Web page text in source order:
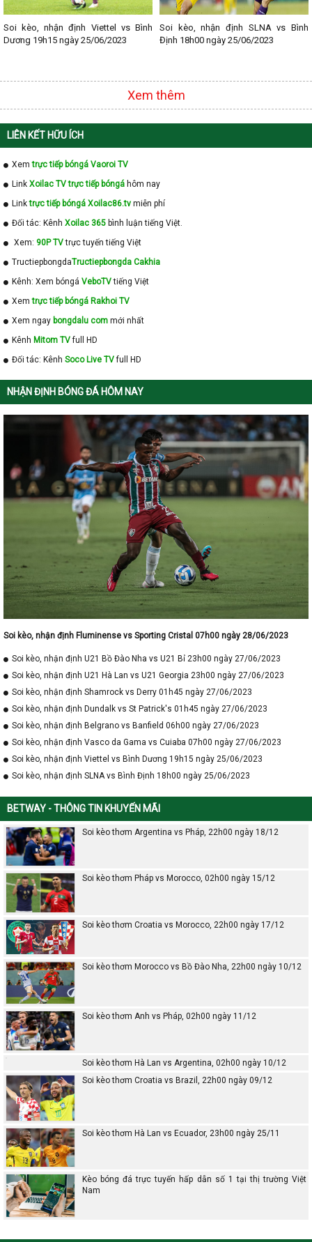
Soi kèo, nhận định Viettel vs Bình
Dương 19h15 ngày 25/06/2023
Soi kèo, nhận định SLNA vs Bình
Định 18h00 ngày 25/06/2023
Xem thêm
LIÊN KẾT HỮU ÍCH
Xemtrực tiếp bóngá Vaoroi TV
Link Xoilac TV trực tiếp bóngá hôm nay
Linktrực tiếp bóngá Xoilac86.tv miễn phí
Đối tác: Kênh Xoilac 365 bình luận tiếng Việt.
Xem: 90P TVtrực tuyến tiếng Việt
TructiepbongdaTructiepbongda Cakhia
Kênh: Xem bóngá VeboTVtiếng Việt
Xemtrực tiếp bóngá Rakhoi TV
Xem ngay bongdalu com mới nhất
Kênh Mitom TVfull HD
Đối tác: Kênh Soco Live TVfull HD
NHẬN ĐỊNH BÓNG ĐÁ HÔM NAY
Soi kèo, nhận định Fluminense vs Sporting Cristal 07h00 ngày 28/06/2023
Soi kèo, nhận định U21 Bồ Đào Nha vs U21 Bỉ 23h00 ngày 27/06/2023
Soi kèo, nhận định U21 Hà Lan vs U21 Georgia 23h00 ngày 27/06/2023
Soi kèo, nhận định Shamrock vs Derry 01h45 ngày 27/06/2023
Soi kèo, nhận định Dundalk vs St Patrick's 01h45 ngày 27/06/2023
Soi kèo, nhận định Belgrano vs Banfield 06h00 ngày 27/06/2023
Soi kèo, nhận định Vasco da Gama vs Cuiaba 07h00 ngày 27/06/2023
Soi kèo, nhận định Viettel vs Bình Dương 19h15 ngày 25/06/2023
Soi kèo, nhận định SLNA vs Bình Định 18h00 ngày 25/06/2023
BETWAY - THÔNG TIN KHUYẾN MÃI
Soi kèo thơm Argentina vs Pháp, 22h00 ngày 18/12
Soi kèo thơm Pháp vs Morocco, 02h00 ngày 15/12
Soi kèo thơm Croatia vs Morocco, 22h00 ngày 17/12
Soi kèo thơm Morocco vs Bồ Đào Nha, 22h00 ngày 10/12
Soi kèo thơm Anh vs Pháp, 02h00 ngày 11/12
Soi kèo thơm Hà Lan vs Argentina, 02h00 ngày 10/12
Soi kèo thơm Croatia vs Brazil, 22h00 ngày 09/12
Soi kèo thơm Hà Lan vs Ecuador, 23h00 ngày 25/11
Kèo bóng đá trực tuyến hấp dẫn số 1 tại thị trường Việt
Nam